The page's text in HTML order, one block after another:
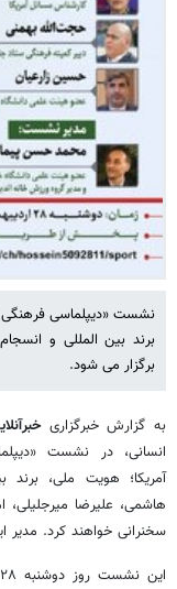
برند بین المللی و
برگزار می شود.
به گزارش خبرگزاری
آمریکا؛ هویت ملی، برند
هاشمی، علیرضا میرجلیلی،
سخنرانی خواهند کرد.